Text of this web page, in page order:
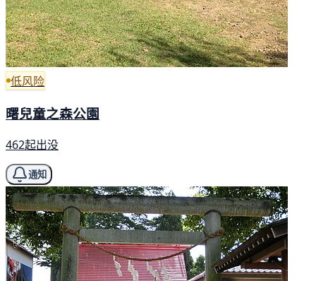
低风险
曙兒童之森公園
462起出没
通知